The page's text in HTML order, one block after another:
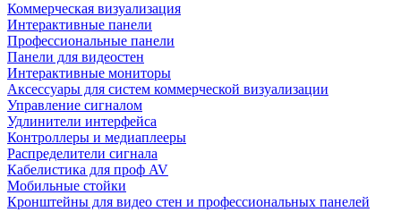
Коммерческая визуализация
Интерактивные панели
Профессиональные панели
Панели для видеостен
Интерактивные мониторы
Аксессуары для систем коммерческой визуализации
Управление сигналом
Удлинители интерфейса
Контроллеры и медиаплееры
Распределители сигнала
Кабелистика для проф AV
Мобильные стойки
Кронштейны для видео стен и профессиональных панелей